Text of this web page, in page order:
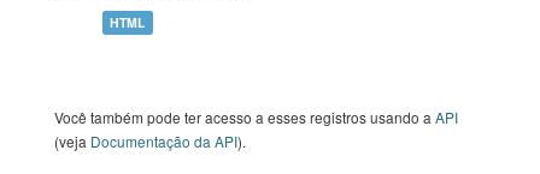
HTML
Você também pode ter acesso a esses registros usando a API
(veja Documentação da API).